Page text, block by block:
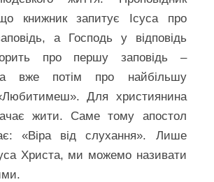
книжник запитує Ісуса про
а Господь у відповідь
про першу заповідь –
вже потім про найбільшу
Для християнина
жити. Саме тому апостол
«Віра від слухання». Лише
Христа, ми можемо називати